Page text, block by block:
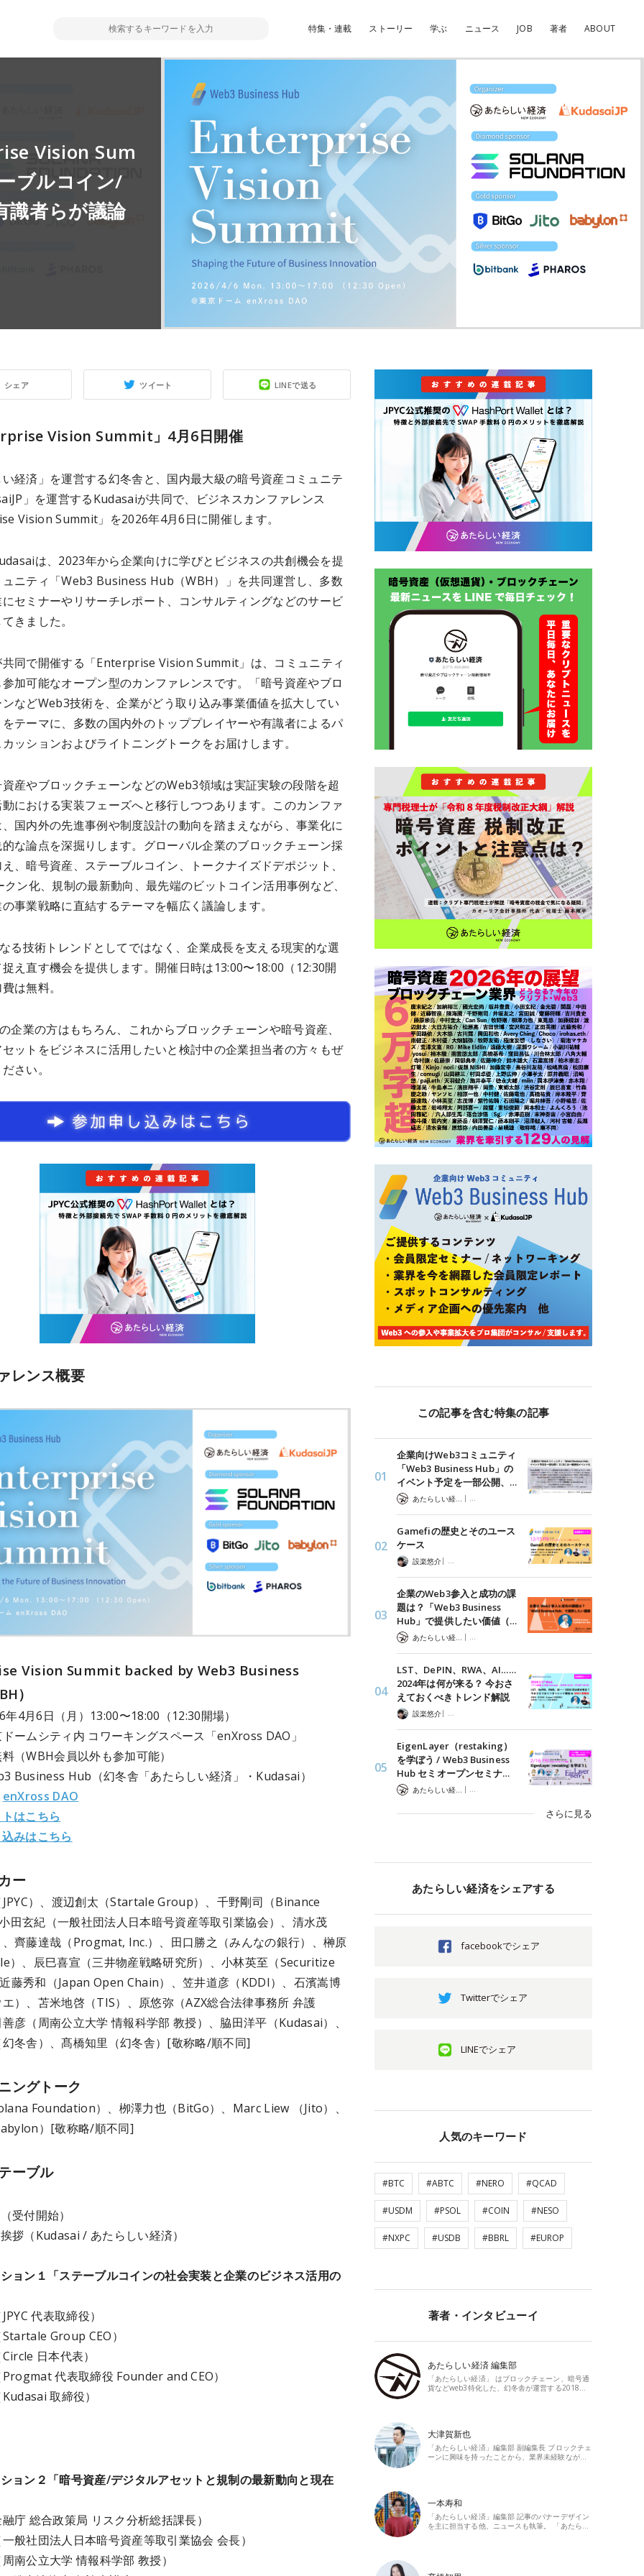
特集・連載 ストーリー 学ぶ ニュース JOB 著者 ABOUT
Vision Sum
ブルコイン/
識者らが議論
シェア ツイート LINEで送る
Vision Summit」4月6日開催
経済」を運営する幻冬舎と、国内最大級の暗号資産コミュニテ
」を運営するKudasaiが共同で、ビジネスカンファレンス
Vision Summit」を2026年4月6日に開催します。
は、2023年から企業向けに学びとビジネスの共創機会を提
ニティ「Web3 Business Hub（WBH）」を共同運営し、多数
セミナーやリサーチレポート、コンサルティングなどのサービ
きました。
同で開催する「Enterprise Vision Summit」は、コミュニティ
加可能なオープン型のカンファレンスです。「暗号資産やブロ
などWeb3技術を、企業がどう取り込み事業価値を拡大してい
テーマに、多数の国内外のトッププレイヤーや有識者によるパ
ッションおよびライトニングトークをお届けします。
産やブロックチェーンなどのWeb3領域は実証実験の段階を超
における実装フェーズへと移行しつつあります。このカンファ
国内外の先進事例や制度設計の動向を踏まえながら、事業化に
な論点を深掘りします。グローバル企業のブロックチェーン採
、暗号資産、ステーブルコイン、トークナイズドデポジット、
クン化、規制の最新動向、最先端のビットコイン活用事例など、
事業戦略に直結するテーマを幅広く議論します。
る技術トレンドとしてではなく、企業成長を支える現実的な選
え直す機会を提供します。開催日時は13:00〜18:00（12:30開
は無料。
企業の方はもちろん、これからブロックチェーンや暗号資産、
ットをビジネスに活用したいと検討中の企業担当者の方々もぜ
さい。
レンス概要
Vision Summit backed by Web3 Business
）
4月6日（月）13:00〜18:00（12:30開場）
ームシティ内 コワーキングスペース「enXross DAO」
（WBH会員以外も参加可能）
Business Hub（幻冬舎「あたらしい経済」・Kudasai）
enXross DAO
はこちら
みはこちら
ー
）、渡辺創太（Startale Group）、千野剛司（Binance
田玄紀（一般社団法人日本暗号資産等取引業協会）、清水茂
齊藤達哉（Progmat, Inc.）、田口勝之（みんなの銀行）、榊原
）、辰巳喜宣（三井物産戦略研究所）、小林英至（Securitize
藤秀和（Japan Open Chain）、笠井道彦（KDDI）、石濱嵩博
）、苫米地啓（TIS）、原悠弥（AZX総合法律事務所 弁護
彦（周南公立大学 情報科学部 教授）、脇田洋平（Kudasai）、
冬舎）、髙橋知里（幻冬舎）[敬称略/順不同]
ングトーク
Foundation）、栁澤力也（BitGo）、Marc Liew （Jito）、
）[敬称略/順不同]
ーブル
受付開始）
拶（Kudasai / あたらしい経済）
ョン１「ステーブルコインの社会実装と企業のビジネス活用の
代表取締役）
Group CEO）
日本代表）
代表取締役 Founder and CEO）
取締役）
ョン２「暗号資産/デジタルアセットと規制の最新動向と現在
庁 総合政策局 リスク分析総括課長）
般社団法人日本暗号資産等取引業協会 会長）
南公立大学 情報科学部 教授）
この記事を含む特集の記事
企業向けWeb3コミュニティ
「Web3 Business Hub」の
イベント予定を一部公開、…
|
「Web3 Business Hub」企業向けWeb3コミュニティ
Gamefiの歴史とそのユース
ケース
設楽悠介 |
「Web3 Business Hub」企業向けWeb3コミュニティ
企業のWeb3参入と成功の課
題は？「Web3 Business
Hub」で提供したい価値（…
|
「Web3 Business Hub」企業向けWeb3コミュニティ
LST、DePIN、RWA、AI……
2024年は何が来る？ 今おさ
えておくべきトレンド解説
設楽悠介 |
「Web3 Business Hub」企業向けWeb3コミュニティ
EigenLayer（restaking）
を学ぼう / Web3 Business
Hub セミオープンセミナ…
|
「Web3 Business Hub」企業向けWeb3コミュニティ
さらに見る
あたらしい経済をシェアする
facebookでシェア
Twitterでシェア
LINEでシェア
人気のキーワード
#BTC #ABTC #NERO #QCAD
#USDM #PSOL #COIN #NESO
#NXPC #USDB #BBRL #EUROP
著者・インタビューイ
あたらしい経済 編集部
「あたらしい経済」 はブロックチェーン、暗号通
貨などweb3特化した、幻冬舎が運営する2018…
大津賀新也
「あたらしい経済」編集部 副編集長 ブロックチェ
ーンに興味を持ったことから、業界未経験なが…
一本寿和
「あたらしい経済」編集部 記事のバナーデザイン
を主に担当する他、ニュースも執筆。 「あたら…